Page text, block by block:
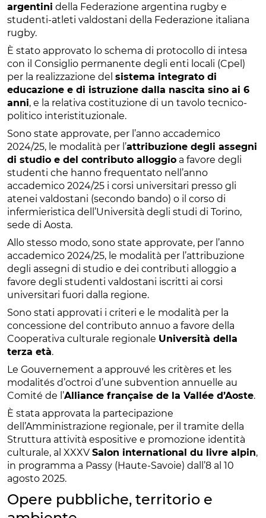
argentini della Federazione argentina rugby e
studenti-atleti valdostani della Federazione italiana
rugby.
È stato approvato lo schema di protocollo di intesa
con il Consiglio permanente degli enti locali (Cpel)
per la realizzazione del sistema integrato di
educazione e di istruzione dalla nascita sino ai 6
anni, e la relativa costituzione di un tavolo tecnico-
politico interistituzionale.
Sono state approvate, per l’anno accademico
2024/25, le modalità per l’attribuzione degli assegni
di studio e del contributo alloggio a favore degli
studenti che hanno frequentato nell’anno
accademico 2024/25 i corsi universitari presso gli
atenei valdostani (secondo bando) o il corso di
infermieristica dell’Università degli studi di Torino,
sede di Aosta.
Allo stesso modo, sono state approvate, per l’anno
accademico 2024/25, le modalità per l’attribuzione
degli assegni di studio e dei contributi alloggio a
favore degli studenti valdostani iscritti ai corsi
universitari fuori dalla regione.
Sono stati approvati i criteri e le modalità per la
concessione del contributo annuo a favore della
Cooperativa culturale regionale Università della
terza età.
Le Gouvernement a approuvé les critères et les
modalités d’octroi d’une subvention annuelle au
Comité de l’Alliance française de la Vallée d’Aoste.
È stata approvata la partecipazione
dell’Amministrazione regionale, per il tramite della
Struttura attività espositive e promozione identità
culturale, al XXXV Salon international du livre alpin,
in programma a Passy (Haute-Savoie) dall’8 al 10
agosto 2025.
Opere pubbliche, territorio e